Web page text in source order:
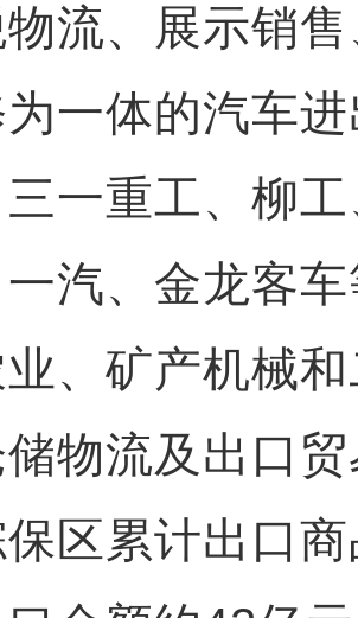
流、展示销
一体的汽车
一重工、柳
汽、金龙客
、矿产机械
物流及出口
区累计出口